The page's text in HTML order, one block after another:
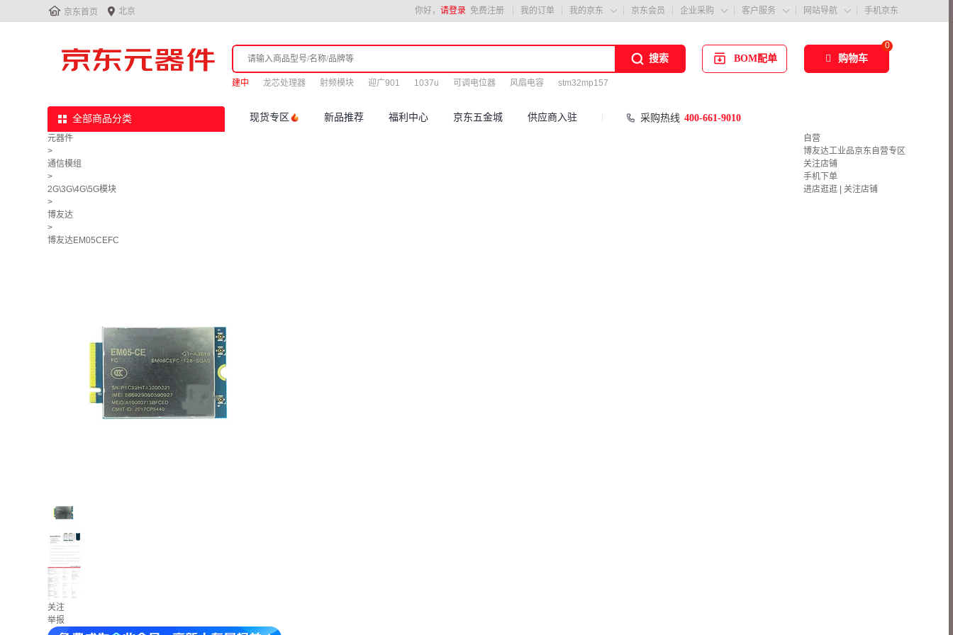
 京东首页  北京 你好， 请登录 免费注册 我的订单 我的京东  京东会员 企业采购  客户服务  网站导航  手机京东
搜索
建中 龙芯处理器 射频模块 迎广901 1037u 可调电位器 风扇电容 stm32mp157
BOM配单
0
购物车
全部商品分类 现货专区 新品推荐 福利中心 京东五金城 供应商入驻 采购热线 400-661-9010
元器件
>
通信模组
>
2G\3G\4G\5G模块
>
博友达
>
博友达EM05CEFC
自营
博友达工业品京东自营专区
关注店铺
手机下单
进店逛逛
关注店铺
关注
举报